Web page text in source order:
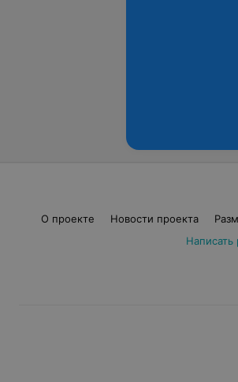
О проекте Новости проекта
Написать